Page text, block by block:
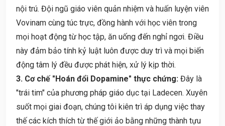
nội trú. Đội ngũ giáo viên quản nhiệm và huấn luyện viên
Vovinam cùng túc trực, đồng hành với học viên trong
mọi hoạt động từ học tập, ăn uống đến nghỉ ngơi. Điều
này đảm bảo tính kỷ luật luôn được duy trì và mọi biến
động tâm lý đều được phát hiện, xử lý kịp thời.
3. Cơ chế "Hoán đổi Dopamine" thực chứng: Đây là
"trái tim" của phương pháp giáo dục tại Ladecen. Xuyên
suốt mọi giai đoạn, chúng tôi kiên trì áp dụng việc thay
thế các kích thích từ thế giới ảo bằng những thành tựu